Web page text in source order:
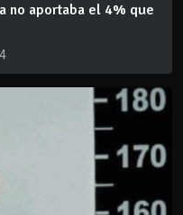
no aportaba el 4% que